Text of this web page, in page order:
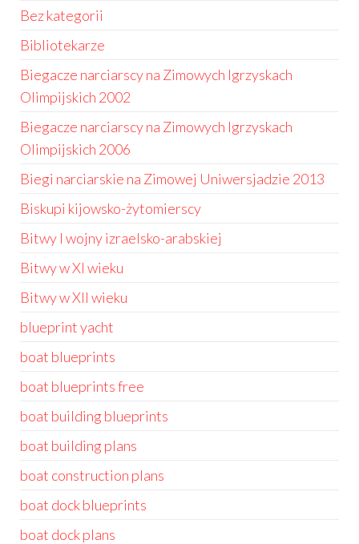
Bez kategorii
Bibliotekarze
Biegacze narciarscy na Zimowych Igrzyskach
Olimpijskich 2002
Biegacze narciarscy na Zimowych Igrzyskach
Olimpijskich 2006
Biegi narciarskie na Zimowej Uniwersjadzie 2013
Biskupi kijowsko-żytomierscy
Bitwy I wojny izraelsko-arabskiej
Bitwy w XI wieku
Bitwy w XII wieku
blueprint yacht
boat blueprints
boat blueprints free
boat building blueprints
boat building plans
boat construction plans
boat dock blueprints
boat dock plans